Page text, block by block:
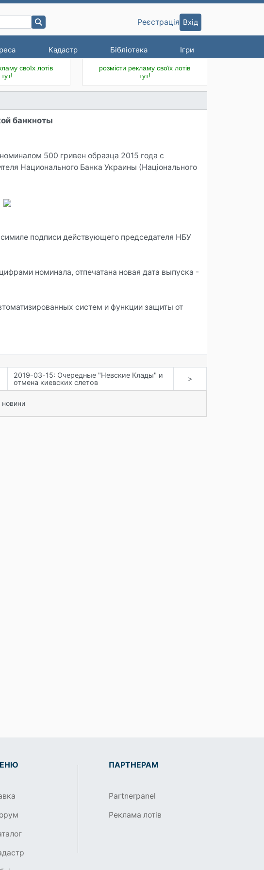
Кадастр Бібліотека Ігри
Реєстрація Вхід
своїх лотів
тут!
розмісти рекламу своїх лотів
тут!
банкноты
500 гривен образца 2015 года с
Национального Банка Украины (Національного
подписи действующего председателя НБУ
номинала, отпечатана новая дата выпуска -
систем и функции защиты от
2019-03-15: Очередные "Невские Клады" и
отмена киевских слетов
>
ПАРТНЕРАМ
Partnerpanel
Реклама лотів